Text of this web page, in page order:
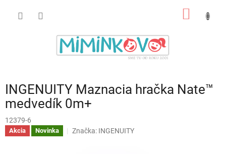
INGENUITY Maznacia hračka Nate™
medvedík 0m+
12379-6
Akcia Novinka Značka: INGENUITY